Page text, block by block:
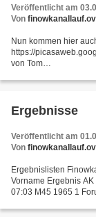
Veröffentlicht am
Von
Nun kommen hier
https://
von Tom
072012#
Ergebnisse
Veröffentlicht am
Von
Ergebnislisten
Vorname Ergebnis
07:03 M45 1965 1